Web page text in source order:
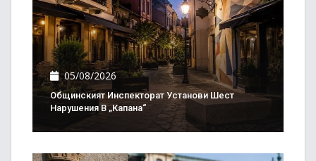
05/08/2026
Общинският Инспекторат Установи Шест
Нарушения В „Капана“